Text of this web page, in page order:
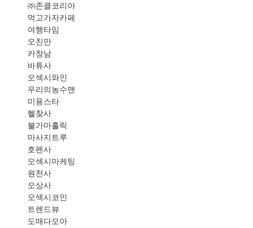
㈜존클코리아
먹고가자카페
여행타임
오친만
카창남
바튜사
오섹시와인
우리의농수맨
미용스타
헬찾사
불가마홀릭
마사지트루
호펜사
오섹시마케팅
원천사
오상사
오섹시코인
트렌드뷰
도매다모아